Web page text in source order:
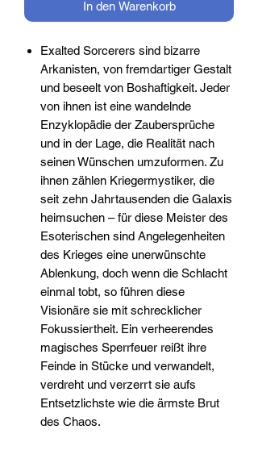
In den Warenkorb
Exalted Sorcerers sind bizarre
Arkanisten, von fremdartiger Gestalt
und beseelt von Boshaftigkeit. Jeder
von ihnen ist eine wandelnde
Enzyklopädie der Zaubersprüche
und in der Lage, die Realität nach
seinen Wünschen umzuformen. Zu
ihnen zählen Kriegermystiker, die
seit zehn Jahrtausenden die Galaxis
heimsuchen – für diese Meister des
Esoterischen sind Angelegenheiten
des Krieges eine unerwünschte
Ablenkung, doch wenn die Schlacht
einmal tobt, so führen diese
Visionäre sie mit schrecklicher
Fokussiertheit. Ein verheerendes
magisches Sperrfeuer reißt ihre
Feinde in Stücke und verwandelt,
verdreht und verzerrt sie aufs
Entsetzlichste wie die ärmste Brut
des Chaos.